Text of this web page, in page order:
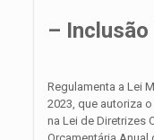
– Inclusão
Regulamenta a Lei
2023, que autoriza
na Lei de Diretrizes